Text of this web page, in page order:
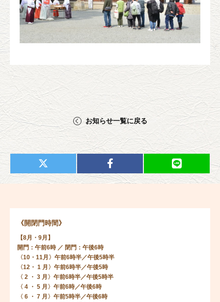
お知らせ一覧に戻る
《開閉門時間》
【8月・9月】
開門：午前6時 ／ 閉門：午後6時
〈10・11月〉午前6時半／午後5時半
〈12・ 1 月〉午前6時半／午後5時
〈 2 ・ 3 月〉午前6時半／午後5時半
〈 4 ・ 5 月〉午前6時／午後6時
〈 6 ・ 7 月〉午前5時半／午後6時